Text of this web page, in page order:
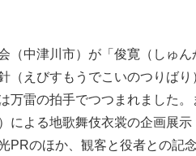
（中津川市）が「俊寛（しゅ
（えびすもうでこいのつりば
万雷の拍手でつつまれました
による地歌舞伎衣裳の企画展
PRのほか、観客と役者との記